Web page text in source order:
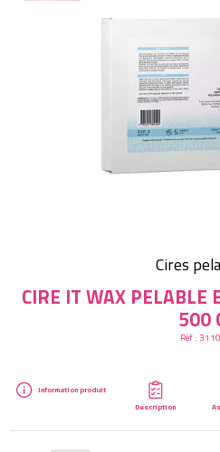
Cires
CIRE IT WAX PELABLE
500
Réf :
Information produit
Description